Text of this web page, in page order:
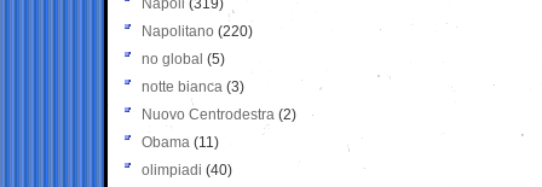
Napoli (319)
Napolitano (220)
no global (5)
notte bianca (3)
Nuovo Centrodestra (2)
Obama (11)
olimpiadi (40)